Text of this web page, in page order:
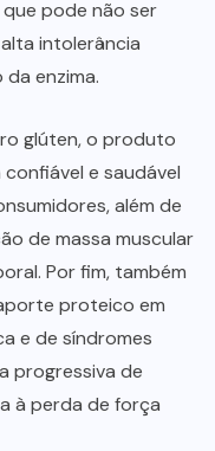
pode não ser
intolerância
enzima.
glúten, o produto
e saudável
além de
de massa muscular
Por fim, também
proteico em
e de síndromes
progressiva de
à perda de força